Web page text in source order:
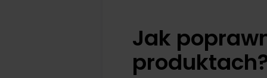
Jak